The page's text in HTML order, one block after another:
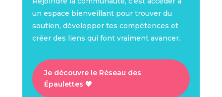
un espace bienveillant pour trouver du
soutien, développer tes compétences et
créer des liens qui font vraiment avancer.
Je découvre le Réseau des
Épaulettes 💖